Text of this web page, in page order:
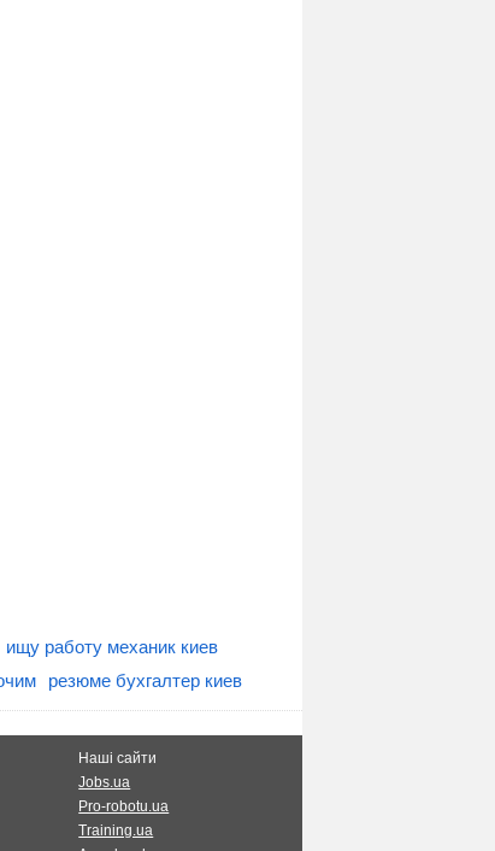
ищу работу механик киев
резюме бухгалтер киев
Наші сайти
Jobs.ua
Pro-robotu.ua
Training.ua